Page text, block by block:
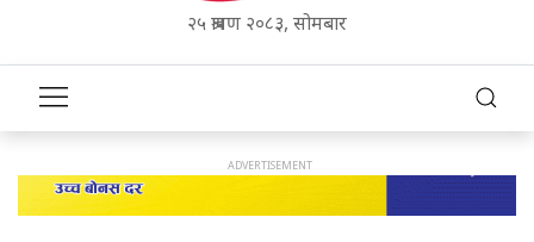
२५ श्रावण २०८३, सोमबार